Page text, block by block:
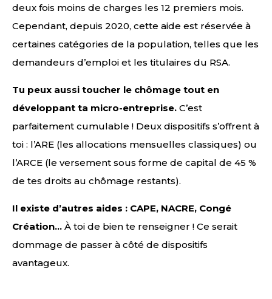
deux fois moins de charges les 12 premiers mois.
Cependant, depuis 2020, cette aide est réservée à
certaines catégories de la population, telles que les
demandeurs d’emploi et les titulaires du RSA.
Tu peux aussi toucher le chômage tout en
développant ta micro-entreprise. C’est
parfaitement cumulable ! Deux dispositifs s’offrent à
toi : l’ARE (les allocations mensuelles classiques) ou
l’ARCE (le versement sous forme de capital de 45 %
de tes droits au chômage restants).
Il existe d’autres aides : CAPE, NACRE, Congé
Création… À toi de bien te renseigner ! Ce serait
dommage de passer à côté de dispositifs
avantageux.